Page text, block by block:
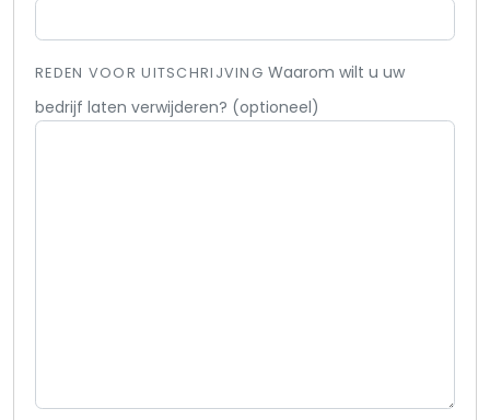
REDEN VOOR UITSCHRIJVING Waarom wilt u uw
bedrijf laten verwijderen? (optioneel)